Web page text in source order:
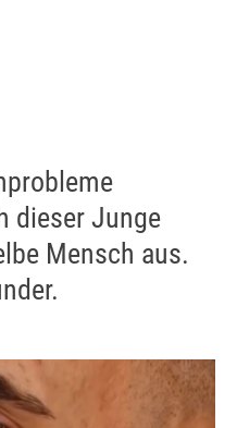
dieser Junge
Mensch aus.